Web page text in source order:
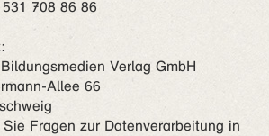
708 86 86
Verlag GmbH
Allee 66
Fragen zur Datenverarbeitung in